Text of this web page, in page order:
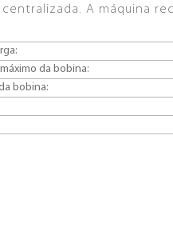
A máquina
da bobina:
bobina: